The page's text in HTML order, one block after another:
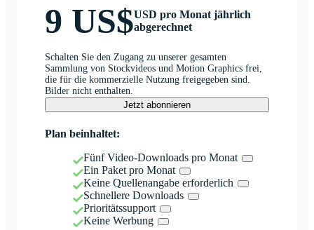
9 US$USD pro Monat jährlich
abgerechnet
Schalten Sie den Zugang zu unserer gesamten
Sammlung von Stockvideos und Motion Graphics frei,
die für die kommerzielle Nutzung freigegeben sind.
Bilder nicht enthalten.
Jetzt abonnieren
Plan beinhaltet:
Fünf Video-Downloads pro Monat
Ein Paket pro Monat
Keine Quellenangabe erforderlich
Schnellere Downloads
Prioritätssupport
Keine Werbung